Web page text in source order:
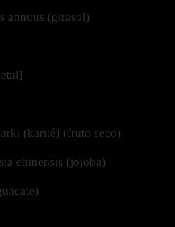
annuus (girasol)
(karité) (fruto seco)
chinensis (jojoba)